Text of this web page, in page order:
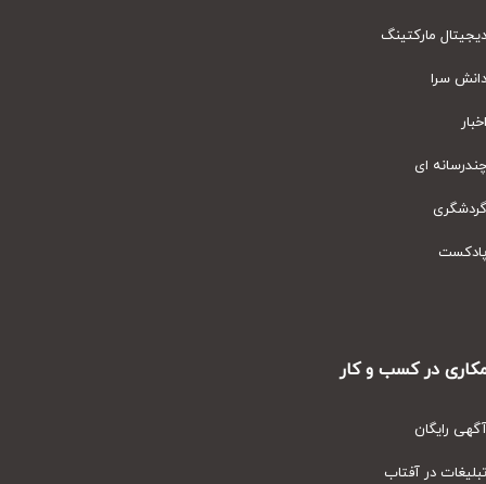
مارکتینگ
سرا
ای
در کسب و کار
رایگان
در آفتاب